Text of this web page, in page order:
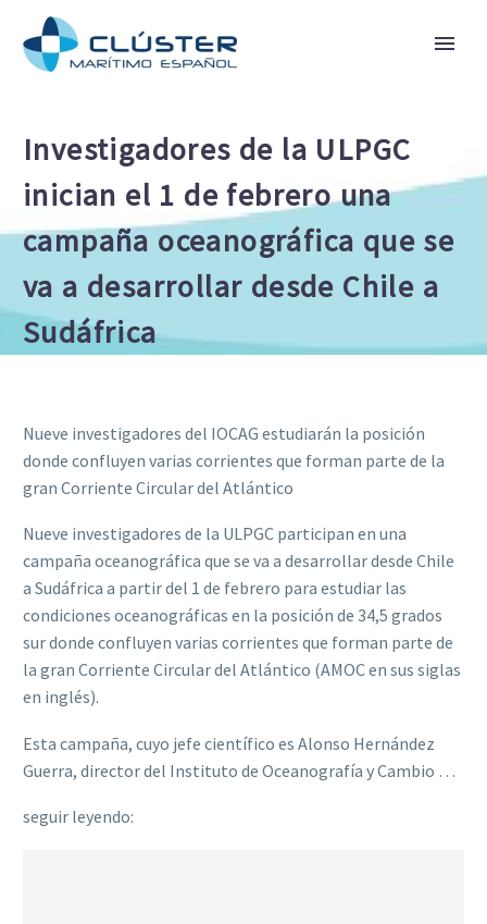
Investigadores de la ULPGC
inician el 1 de febrero una
campaña oceanográfica que se
va a desarrollar desde Chile a
Sudáfrica
Nueve investigadores del IOCAG estudiarán la posición
donde confluyen varias corrientes que forman parte de la
gran Corriente Circular del Atlántico
Nueve investigadores de la ULPGC participan en una
campaña oceanográfica que se va a desarrollar desde Chile
a Sudáfrica a partir del 1 de febrero para estudiar las
condiciones oceanográficas en la posición de 34,5 grados
sur donde confluyen varias corrientes que forman parte de
la gran Corriente Circular del Atlántico (AMOC en sus siglas
en inglés).
Esta campaña, cuyo jefe científico es Alonso Hernández
Guerra, director del Instituto de Oceanografía y Cambio …
seguir leyendo: